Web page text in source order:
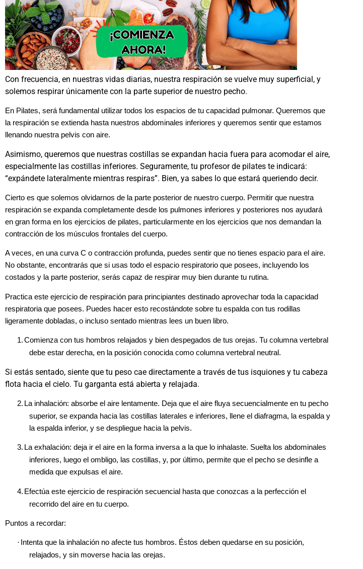
Con frecuencia, en nuestras vidas diarias, nuestra respiración se vuelve muy superficial, y
solemos respirar únicamente con la parte superior de nuestro pecho.
En Pilates, será fundamental utilizar todos los espacios de tu capacidad pulmonar. Queremos que
la respiración se extienda hasta nuestros abdominales inferiores y queremos sentir que estamos
llenando nuestra pelvis con aire.
Asimismo, queremos que nuestras costillas se expandan hacia fuera para acomodar el aire,
especialmente las costillas inferiores. Seguramente, tu profesor de pilates te indicará:
“expándete lateralmente mientras respiras”. Bien, ya sabes lo que estará queriendo decir.
Cierto es que solemos olvidarnos de la parte posterior de nuestro cuerpo. Permitir que nuestra
respiración se expanda completamente desde los pulmones inferiores y posteriores nos ayudará
en gran forma en los ejercicios de pilates, particularmente en los ejercicios que nos demandan la
contracción de los músculos frontales del cuerpo.
A veces, en una curva C o contracción profunda, puedes sentir que no tienes espacio para el aire.
No obstante, encontrarás que si usas todo el espacio respiratorio que posees, incluyendo los
costados y la parte posterior, serás capaz de respirar muy bien durante tu rutina.
Practica este ejercicio de respiración para principiantes destinado aprovechar toda la capacidad
respiratoria que posees. Puedes hacer esto recostándote sobre tu espalda con tus rodillas
ligeramente dobladas, o incluso sentado mientras lees un buen libro.
1.Comienza con tus hombros relajados y bien despegados de tus orejas. Tu columna vertebral
debe estar derecha, en la posición conocida como columna vertebral neutral.
Si estás sentado, siente que tu peso cae directamente a través de tus isquiones y tu cabeza
flota hacia el cielo. Tu garganta está abierta y relajada.
2. La inhalación: absorbe el aire lentamente. Deja que el aire fluya secuencialmente en tu pecho
superior, se expanda hacia las costillas laterales e inferiores, llene el diafragma, la espalda y
la espalda inferior, y se despliegue hacia la pelvis.
3. La exhalación: deja ir el aire en la forma inversa a la que lo inhalaste. Suelta los abdominales
inferiores, luego el ombligo, las costillas, y, por último, permite que el pecho se desinfle a
medida que expulsas el aire.
4. Efectúa este ejercicio de respiración secuencial hasta que conozcas a la perfección el
recorrido del aire en tu cuerpo.
Puntos a recordar:
· Intenta que la inhalación no afecte tus hombros. Éstos deben quedarse en su posición,
relajados, y sin moverse hacia las orejas.